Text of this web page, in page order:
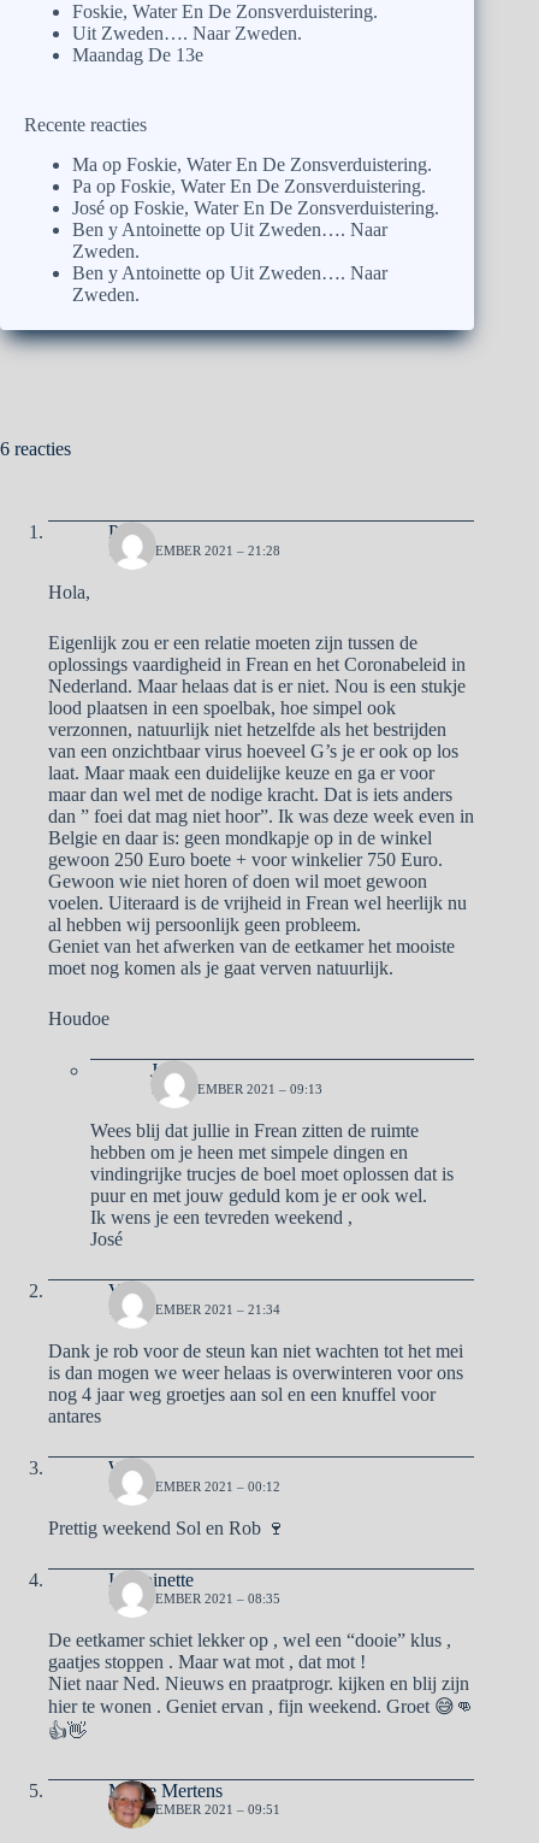
Foskie, Water En De Zonsverduistering.
Uit Zweden…. Naar Zweden.
Maandag De 13e
Recente reacties
Ma op Foskie, Water En De Zonsverduistering.
Pa op Foskie, Water En De Zonsverduistering.
José op Foskie, Water En De Zonsverduistering.
Ben y Antoinette op Uit Zweden…. Naar
Zweden.
Ben y Antoinette op Uit Zweden…. Naar
Zweden.
6 reacties
Pa
12 NOVEMBER 2021 – 21:28
Hola,
Eigenlijk zou er een relatie moeten zijn tussen de
oplossings vaardigheid in Frean en het Coronabeleid in
Nederland. Maar helaas dat is er niet. Nou is een stukje
lood plaatsen in een spoelbak, hoe simpel ook
verzonnen, natuurlijk niet hetzelfde als het bestrijden
van een onzichtbaar virus hoeveel G’s je er ook op los
laat. Maar maak een duidelijke keuze en ga er voor
maar dan wel met de nodige kracht. Dat is iets anders
dan ” foei dat mag niet hoor”. Ik was deze week even in
Belgie en daar is: geen mondkapje op in de winkel
gewoon 250 Euro boete + voor winkelier 750 Euro.
Gewoon wie niet horen of doen wil moet gewoon
voelen. Uiteraard is de vrijheid in Frean wel heerlijk nu
al hebben wij persoonlijk geen probleem.
Geniet van het afwerken van de eetkamer het mooiste
moet nog komen als je gaat verven natuurlijk.
Houdoe
José
13 NOVEMBER 2021 – 09:13
Wees blij dat jullie in Frean zitten de ruimte
hebben om je heen met simpele dingen en
vindingrijke trucjes de boel moet oplossen dat is
puur en met jouw geduld kom je er ook wel.
Ik wens je een tevreden weekend ,
José
Vera
12 NOVEMBER 2021 – 21:34
Dank je rob voor de steun kan niet wachten tot het mei
is dan mogen we weer helaas is overwinteren voor ons
nog 4 jaar weg groetjes aan sol en een knuffel voor
antares
Willy
13 NOVEMBER 2021 – 00:12
Prettig weekend Sol en Rob 🍷
IAntoinette
13 NOVEMBER 2021 – 08:35
De eetkamer schiet lekker op , wel een “dooie” klus ,
gaatjes stoppen . Maar wat mot , dat mot !
Niet naar Ned. Nieuws en praatprogr. kijken en blij zijn
hier te wonen . Geniet ervan , fijn weekend. Groet 😅👊
👍👋
Mieke Mertens
13 NOVEMBER 2021 – 09:51